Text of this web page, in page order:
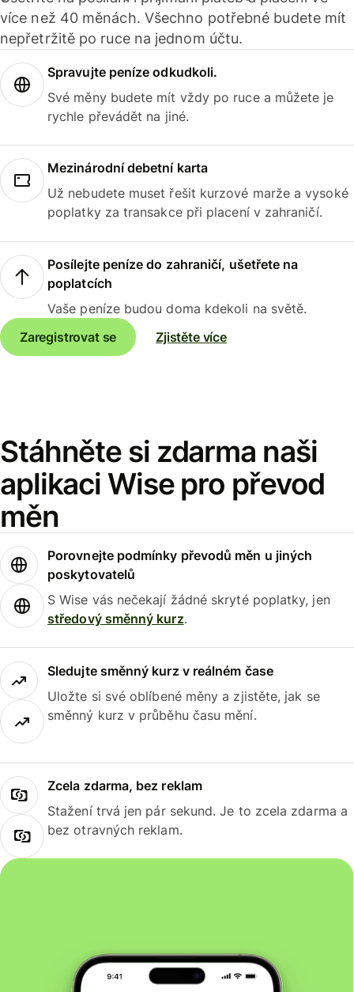
více než 40 měnách. Všechno potřebné budete mít
nepřetržitě po ruce na jednom účtu.
Spravujte peníze odkudkoli.
Své měny budete mít vždy po ruce a můžete je
rychle převádět na jiné.
Mezinárodní debetní karta
Už nebudete muset řešit kurzové marže a vysoké
poplatky za transakce při placení v zahraničí.
Posílejte peníze do zahraničí, ušetřete na
poplatcích
Vaše peníze budou doma kdekoli na světě.
Zaregistrovat se
Zjistěte více
Stáhněte si zdarma naši
aplikaci Wise pro převod
měn
Porovnejte podmínky převodů měn u jiných
poskytovatelů
S Wise vás nečekají žádné skryté poplatky, jen
středový směnný kurz.
Sledujte směnný kurz v reálném čase
Uložte si své oblíbené měny a zjistěte, jak se
směnný kurz v průběhu času mění.
Zcela zdarma, bez reklam
Stažení trvá jen pár sekund. Je to zcela zdarma a
bez otravných reklam.